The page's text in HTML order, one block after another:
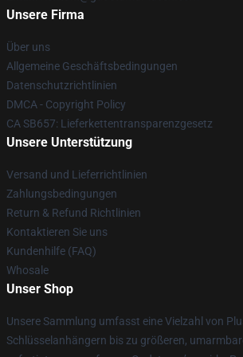
Unsere Firma
Über uns
Allgemeine Geschäftsbedingungen
Datenschutzrichtlinien
DMCA - Copyright Policy
CA SB657: Lieferkettentransparenzgesetz
Unsere Unterstützung
Versand und Lieferrichtlinien
Zahlungsbedingungen
Return & Refund Richtlinien
Kontaktieren Sie uns
Kundenhilfe (FAQ)
Whosale
Unser Shop
Unsere Sammlung umfasst eine Vielzahl von
Schlüsselanhängern bis zu größeren,